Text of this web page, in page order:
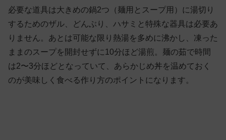
必要な道具は大きめの鍋2つ（麺用とスープ用）に湯切り
するためのザル、どんぶり、ハサミと特殊な器具は必要あ
りません。あとは可能な限り熱湯を多めに沸かし、凍った
ままのスープを開封せずに10分ほど湯煎。麺の茹で時間
は2〜3分ほどとなっていて、あらかじめ丼を温めておく
のが美味しく食べる作り方のポイントになります。